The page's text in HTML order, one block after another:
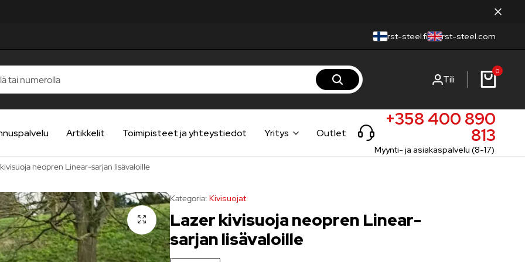
rst-steel.fi rst-steel.com
Tili
0
Artikkelit Toimipisteet ja yhteystiedot Yritys Outlet
+358 400 890
813
Myynti- ja asiakaspalvelu (8-17)
neopren Linear-sarjan lisävaloille
Kategoria: Kivisuojat
Lazer kivisuoja neopren Linear-
sarjan lisävaloille